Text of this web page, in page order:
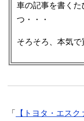
車の記事を書く
つ・・・
そろそろ、本気で
「
【トヨタ・エス